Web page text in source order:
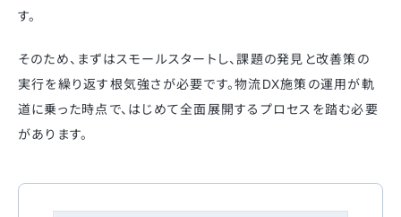
す。
そのため、まずはスモールスタートし、課題の発見と改善策の
実行を繰り返す根気強さが必要です。物流DX施策の運用が軌
道に乗った時点で、はじめて全面展開するプロセスを踏む必要
があります。